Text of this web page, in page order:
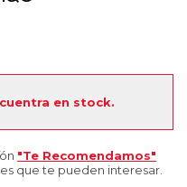
en stock.
"Te Recomendamos"
que te pueden interesar.